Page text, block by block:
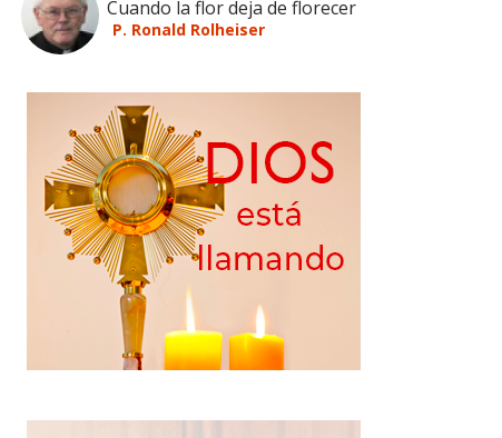
Cuando la flor deja de florecer
P. Ronald Rolheiser